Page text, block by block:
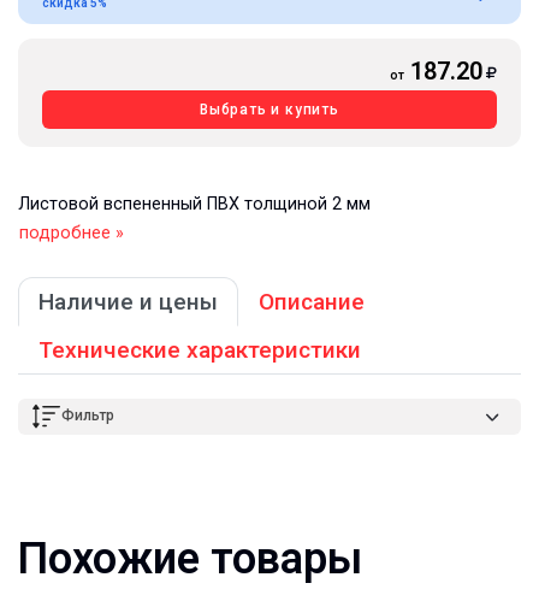
от 187.20
Выбрать и купить
Листовой вспененный ПВХ толщиной 2 мм
подробнее »
Наличие и цены
Описание
Технические характеристики
Фильтр
Похожие товары